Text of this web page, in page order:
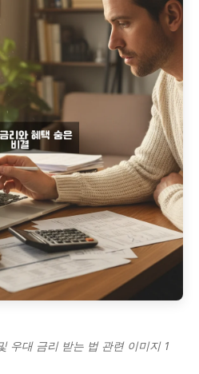
우대 금리 받는 법 관련 이미지 1